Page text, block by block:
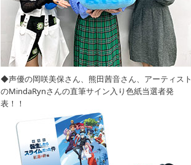
◆声優の岡咲美保さん、熊田茜音さん、アーティスト
のMindaRynさんの直筆サイン入り色紙当選者発
表！！